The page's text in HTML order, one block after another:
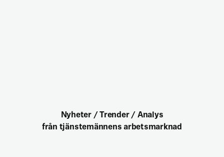
Nyheter / Trender / Analys
från tjänstemännens arbetsmarknad